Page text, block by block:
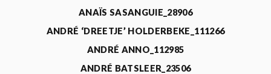
ANAÏS SASANGUIE_28906
ANDRÉ ‘DREETJE’ HOLDERBEKE_111266
ANDRÉ ANNO_112985
ANDRÉ BATSLEER_23506